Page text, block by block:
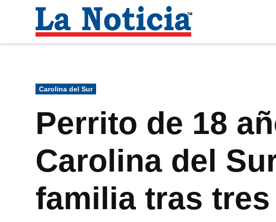
contenido
Noticia
Publicado
en
Carolina del Sur
Perrito de 18
Carolina del
familia tras